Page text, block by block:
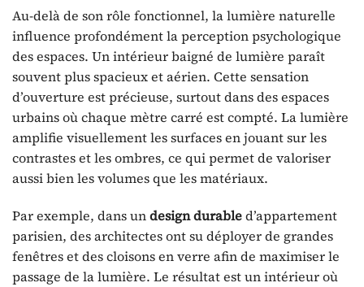
Au-delà de son rôle fonctionnel, la lumière naturelle
influence profondément la perception psychologique
des espaces. Un intérieur baigné de lumière paraît
souvent plus spacieux et aérien. Cette sensation
d’ouverture est précieuse, surtout dans des espaces
urbains où chaque mètre carré est compté. La lumière
amplifie visuellement les surfaces en jouant sur les
contrastes et les ombres, ce qui permet de valoriser
aussi bien les volumes que les matériaux.
Par exemple, dans undesign durabled’appartement
parisien, des architectes ont su déployer de grandes
fenêtres et des cloisons en verre afin de maximiser le
passage de la lumière. Le résultat est un intérieur où